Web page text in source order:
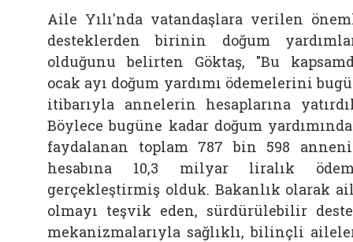
Aile Yılı'nda vatandaşlara verilen
desteklerden birinin doğum
olduğunu belirten Göktaş, "Bu
ocak ayı doğum yardımı ödemelerini
itibarıyla annelerin hesaplarına
Böylece bugüne kadar doğum
faydalanan toplam 787 bin 598
hesabına 10,3 milyar liralık
gerçekleştirmiş olduk. Bakanlık olarak
olmayı teşvik eden, sürdürülebilir
mekanizmalarıyla sağlıklı, bilinçli